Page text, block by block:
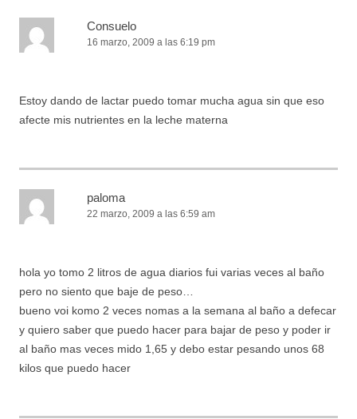
Consuelo
16 marzo, 2009 a las 6:19 pm
Estoy dando de lactar puedo tomar mucha agua sin que eso
afecte mis nutrientes en la leche materna
paloma
22 marzo, 2009 a las 6:59 am
hola yo tomo 2 litros de agua diarios fui varias veces al baño
pero no siento que baje de peso…
bueno voi komo 2 veces nomas a la semana al baño a defecar
y quiero saber que puedo hacer para bajar de peso y poder ir
al baño mas veces mido 1,65 y debo estar pesando unos 68
kilos que puedo hacer